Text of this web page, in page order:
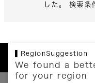
した。 検索条
RegionSuggestion
We found a
for your region